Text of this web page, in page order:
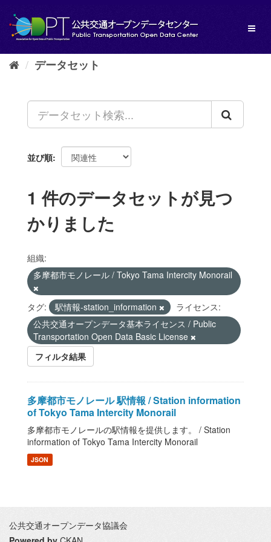
し
データセット
並び順
1 件のデータセットが見つ
かりました
組織:
多摩都市モノレール / Tokyo Tama Intercity Monorail
タグ: 駅情報-station_information
ライセンス:
公共交通オープンデータ基本ライセンス / Public
Transportation Open Data Basic License
フィルタ結果
多摩都市モノレール 駅情報 / Station information
of Tokyo Tama Intercity Monorail
多摩都市モノレールの駅情報を提供します。 / Station
information of Tokyo Tama Intercity Monorail
JSON
公共交通オープンデータ協議会